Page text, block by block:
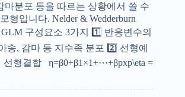
마분포 등을 따르는 상황에서 쓸 수
형입니다. Nelder & Wedderburn
구성요소 3가지 1️⃣ 반응변수의
송, 감마 등 지수족 분포 2️⃣ 선형예
선형결합 η=β0+β1×1+⋯+βpxp\eta =